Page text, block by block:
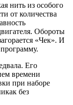
нить из особого
от количества
Обороты
«Чек». И
Его
времени
при наборе
без